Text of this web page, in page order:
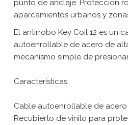
punto de anclaje. Proteccion
aparcamientos urbanos y
El antirrobo Key Coil 12 es un
autoenrollable de acero de
mecanismo simple de
Características:
Cable autoenrollable de acero
Recubierto de vinilo para